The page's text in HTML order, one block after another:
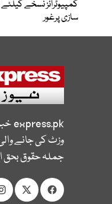
کمپیوٹرائز نسخے کیلئے
سازی پرغور
express.pk
وزٹ کی جانے
جملہ حقوق بحق